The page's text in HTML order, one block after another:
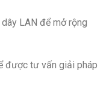
LAN để mở rộng
được tư vấn giải pháp